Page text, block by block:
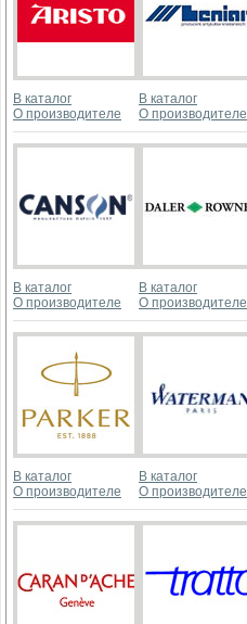
В каталог
О производителе
В каталог
О производителе
В каталог
О производителе
В каталог
О производителе
В каталог
О производителе
В каталог
О производителе